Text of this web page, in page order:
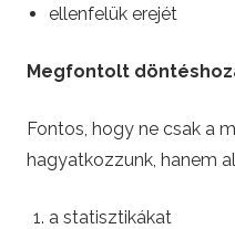
ellenfelük erejét
Megfontolt
Fontos, hogy ne csak a
hagyatkozzunk, hanem
a statisztikákat